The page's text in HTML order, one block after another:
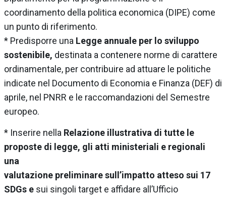
coordinamento della politica economica (DIPE) come
un punto di riferimento.
* Predisporre una Legge annuale per lo sviluppo
sostenibile, destinata a contenere norme di carattere
ordinamentale, per contribuire ad attuare le politiche
indicate nel Documento di Economia e Finanza (DEF) di
aprile, nel PNRR e le raccomandazioni del Semestre
europeo.
* Inserire nella Relazione illustrativa di tutte le
proposte di legge, gli atti ministeriali e regionali
una
valutazione preliminare sull’impatto atteso sui 17
SDGs e sui singoli target e affidare all’Ufficio